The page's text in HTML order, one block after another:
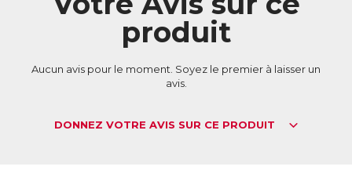
✓ Ils sont garantis végan, sans silicone, sans huile minérale et
sans tensioactif sulfaté.
✓ Testés sous contrôle dermatologique, ils sont
tous les types de cheveux, y compris les cuirs chevelus et
EAN :5021807005079
produit
Aucun avis pour le moment. Soyez le premier à laisser un
avis.
DONNEZ VOTRE AVIS SUR CE PRODUIT